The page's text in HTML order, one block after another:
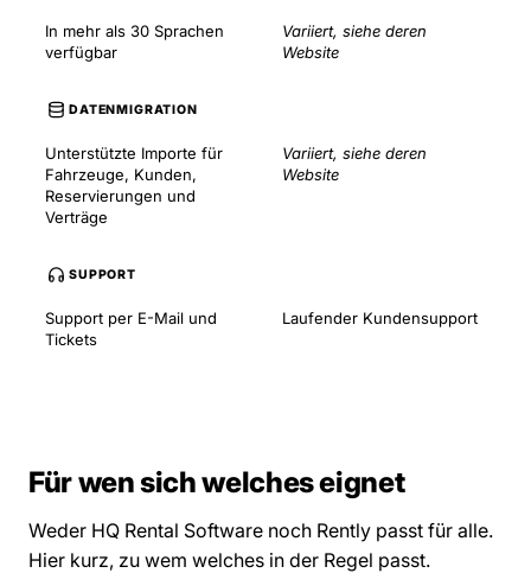
In mehr als 30 Sprachen
verfügbar
Variiert, siehe deren
Website
DATENMIGRATION
Unterstützte Importe für
Fahrzeuge, Kunden,
Reservierungen und
Verträge
Variiert, siehe deren
Website
SUPPORT
Support per E-Mail und
Tickets
Laufender Kundensupport
Für wen sich welches eignet
Weder HQ Rental Software noch Rently passt für alle.
Hier kurz, zu wem welches in der Regel passt.